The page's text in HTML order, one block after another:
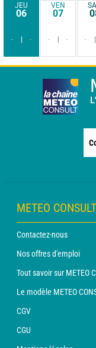
JEU
06
- -
VEN
07
- - -
METEO CONSULT
Contactez-nous
Nos offres d'emploi
Tout savoir sur METEO
Le modèle METEO
CGV
CGU